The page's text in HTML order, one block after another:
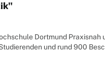
Dortmund
und rund 900